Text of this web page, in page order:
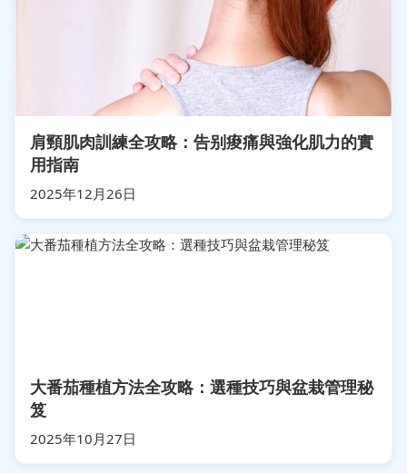
肩頸肌肉訓練全攻略：告别痠痛與強化肌力的實
用指南
2025年12月26日
大番茄種植方法全攻略：選種技巧與盆栽管理秘
笈
2025年10月27日